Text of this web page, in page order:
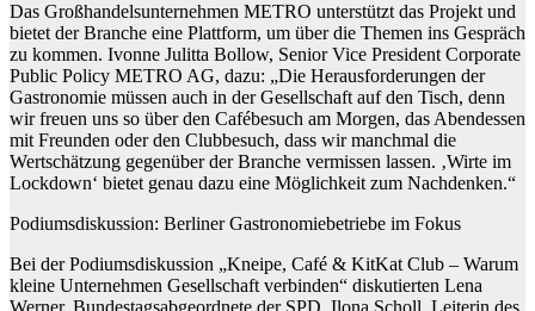
Das Großhandelsunternehmen METRO unterstützt das Projekt und
bietet der Branche eine Plattform, um über die Themen ins Gespräch
zu kommen. Ivonne Julitta Bollow, Senior Vice President Corporate
Public Policy METRO AG, dazu: „Die Herausforderungen der
Gastronomie müssen auch in der Gesellschaft auf den Tisch, denn
wir freuen uns so über den Cafébesuch am Morgen, das Abendessen
mit Freunden oder den Clubbesuch, dass wir manchmal die
Wertschätzung gegenüber der Branche vermissen lassen. ‚Wirte im
Lockdown‘ bietet genau dazu eine Möglichkeit zum Nachdenken.“
Podiumsdiskussion: Berliner Gastronomiebetriebe im Fokus
Bei der Podiumsdiskussion „Kneipe, Café & KitKat Club – Warum
kleine Unternehmen Gesellschaft verbinden“ diskutierten Lena